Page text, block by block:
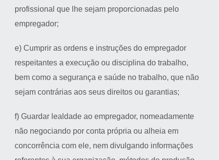
profissional que lhe sejam proporcionadas pelo
empregador;
e) Cumprir as ordens e instruções do empregador
respeitantes a execução ou disciplina do trabalho,
bem como a segurança e saúde no trabalho, que não
sejam contrárias aos seus direitos ou garantias;
f) Guardar lealdade ao empregador, nomeadamente
não negociando por conta própria ou alheia em
concorrência com ele, nem divulgando informações